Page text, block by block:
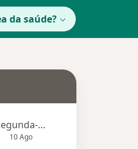
da saúde?
Segunda-feira
10 Ago